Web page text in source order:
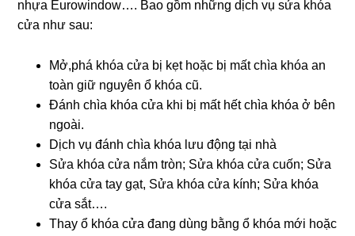
nhựa Eurowindow…. Bao gồm những dịch vụ sửa khóa
cửa như sau:
Mở,phá khóa cửa bị kẹt hoặc bị mất chìa khóa an
toàn giữ nguyên ổ khóa cũ.
Đánh chìa khóa cửa khi bị mất hết chìa khóa ở bên
ngoài.
Dịch vụ đánh chìa khóa lưu động tại nhà
Sửa khóa cửa nắm tròn; Sửa khóa cửa cuốn; Sửa
khóa cửa tay gạt, Sửa khóa cửa kính; Sửa khóa
cửa sắt….
Thay ổ khóa cửa đang dùng bằng ổ khóa mới hoặc